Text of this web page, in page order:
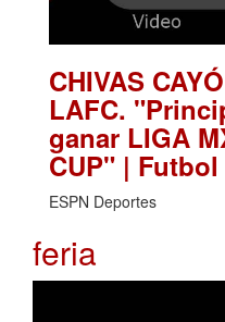
CHIVAS
LAFC.
ganar LIGA
CUP" |
ESPN Deportes
feria